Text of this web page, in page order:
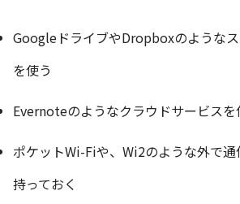
GoogleドライブやDropboxのような
を使う
Evernoteのようなクラウドサービスを
ポケットWi-Fiや、Wi2のような外で
持っておく